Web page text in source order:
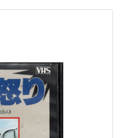
にちは [DVD]
ー:
むブログ (23件) を見る